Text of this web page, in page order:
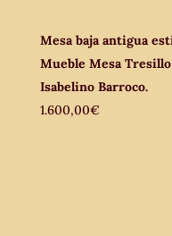
Mesa baja antigua
Mueble Mesa
Isabelino Barroco.
1.600,00€